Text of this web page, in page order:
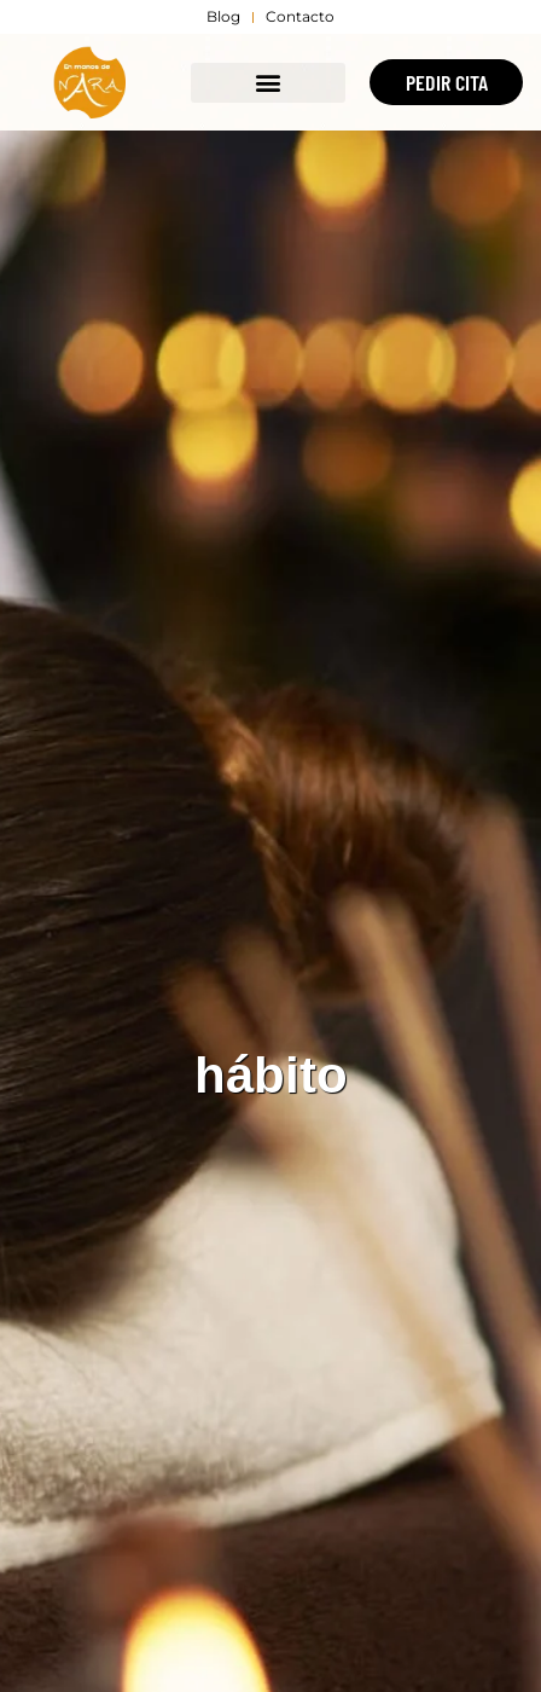
Blog Contacto
PEDIR CITA
hábito